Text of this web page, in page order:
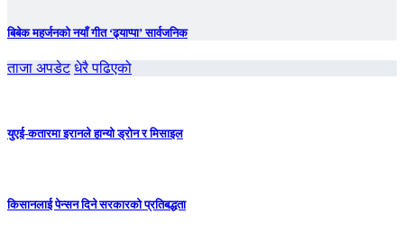
बिबेक महर्जनको नयाँ गीत ‘ढ्याप्पा’ सार्वजनिक
ताजा अपडेट धेरै पढिएको
युएई-कतारमा इरानले हान्यो ड्रोन र मिसाइल
किसानलाई पेन्सन दिने सरकारको प्रतिबद्धता